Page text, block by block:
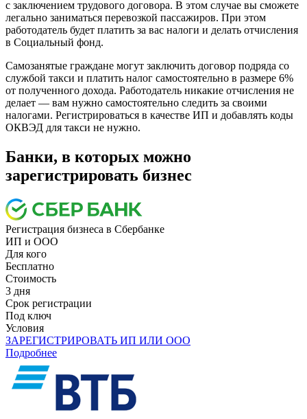
с заключением трудового договора. В этом случае вы сможете
легально заниматься перевозкой пассажиров. При этом
работодатель будет платить за вас налоги и делать отчисления
в Социальный фонд.
Самозанятые граждане могут заключить договор подряда со
службой такси и платить налог самостоятельно в размере 6%
от полученного дохода. Работодатель никакие отчисления не
делает — вам нужно самостоятельно следить за своими
налогами. Регистрироваться в качестве ИП и добавлять коды
ОКВЭД для такси не нужно.
Банки, в которых можно
зарегистрировать бизнес
Регистрация бизнеса в Сбербанке
ИП и ООО
Для кого
Бесплатно
Стоимость
3 дня
Срок регистрации
Под ключ
Условия
ЗАРЕГИСТРИРОВАТЬ ИП ИЛИ ООО
Подробнее